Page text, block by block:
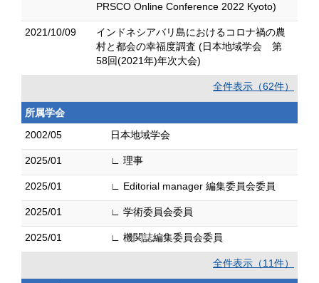
PRSCO Online Conference 2022 Kyoto)
2021/10/09
インドネシアバリ島におけるコロナ禍の農
村と都会の幸福度調査 (日本地域学会 第
58回(2021年)年次大会)
全件表示（62件）
所属学会
2002/05
日本地域学会
2025/01 ∟ 理事
2025/01 ∟ Editorial manager 編集委員会委員
2025/01 ∟ 学術委員会委員
2025/01 ∟ 機関誌編集委員会委員
全件表示（11件）